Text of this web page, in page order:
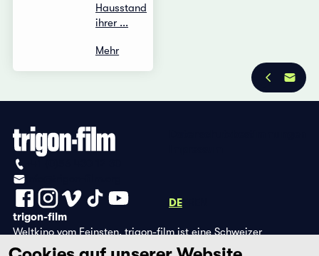
Hausstand
ihrer ...
Mehr
DE
trigon-film
Weltkino vom Feinsten. trigon-film ist eine Schweizer
Filmstiftung, die seit 1988 sorgfältig ausgewählte Filme aus